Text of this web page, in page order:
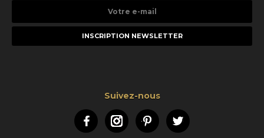
e-
Suivez-nous
FacebookInstagramPinterestTwitter